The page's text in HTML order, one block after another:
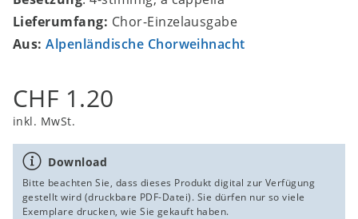
Lieferumfang: Chor-Einzelausgabe
Aus:Alpenländische Chorweihnacht
CHF 1.20
inkl. MwSt.
Download
Bitte beachten Sie, dass dieses Produkt digital zur Verfügung
gestellt wird (druckbare PDF-Datei). Sie dürfen nur so viele
Exemplare drucken, wie Sie gekauft haben.